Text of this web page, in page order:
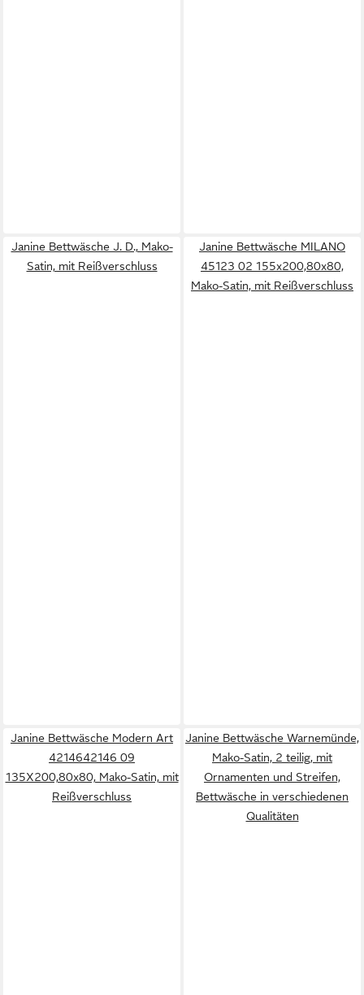
Janine Bettwäsche J. D., Mako-
Satin, mit Reißverschluss
Janine Bettwäsche MILANO
45123 02 155x200,80x80,
Mako-Satin, mit Reißverschluss
Janine Bettwäsche Modern Art
4214642146 09
135X200,80x80, Mako-Satin, mit
Reißverschluss
Janine Bettwäsche Warnemünde,
Mako-Satin, 2 teilig, mit
Ornamenten und Streifen,
Bettwäsche in verschiedenen
Qualitäten